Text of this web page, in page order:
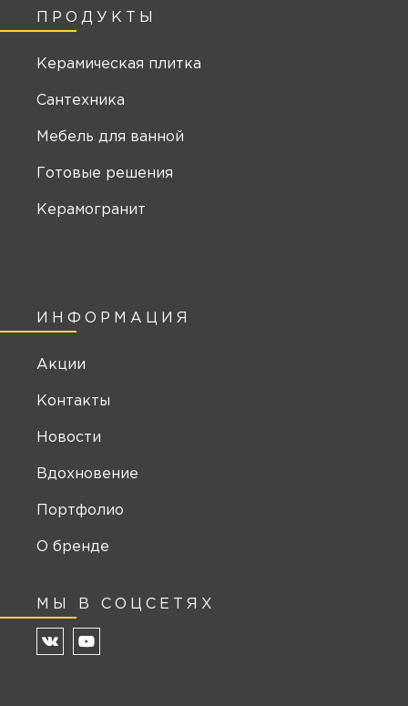
ИНФОРМАЦИЯ
Акции
Контакты
Новости
Вдохновение
Портфолио
О бренде
МЫ В СОЦСЕТЯХ
ПРОДУКТЫ
Керамическая плитка
Сантехника
Мебель для ванной
Готовые решения
Керамогранит